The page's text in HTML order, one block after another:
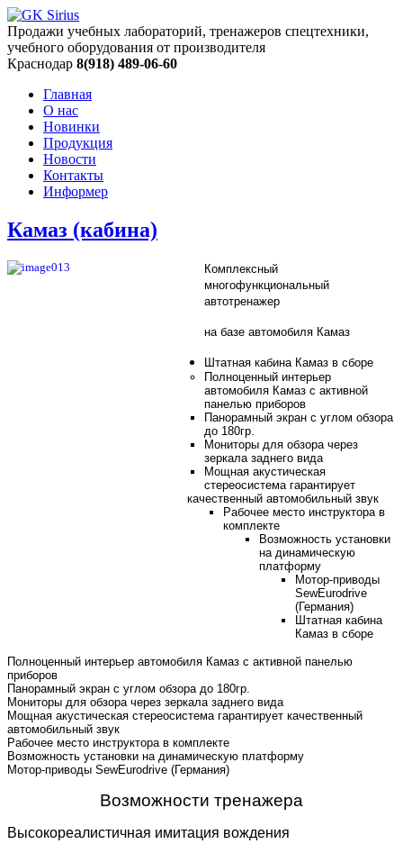
Продажи учебных лабораторий, тренажеров спецтехники,
учебного оборудования от производителя
Краснодар 8(918) 489-06-60
Главная
О нас
Новинки
Продукция
Новости
Контакты
Информер
Камаз (кабина)
Комплексный
многофункциональный
автотренажер
на базе автомобиля Камаз
Штатная кабина Камаз в сборе
Полноценный интерьер
автомобиля Камаз с активной
панелью приборов
Панорамный экран с углом обзора
до 180гр
Мониторы для обзора через
зеркала заднего вида
Мощная акустическая
стереосистема гарантирует
качественный автомобильный звук
Рабочее место инструктора в
комплекте
Возможность установки
на динамическую
платформу
Мотор-приводы
SewEurodrive
(Германия)
Штатная кабина
Камаз в сборе
Полноценный интерьер автомобиля Камаз с активной панелью
приборов
Панорамный экран с углом обзора до 180гр.
Мониторы для обзора через зеркала заднего вида
Мощная акустическая стереосистема гарантирует качественный
автомобильный звук
Рабочее место инструктора в комплекте
Возможность установки на динамическую платформу
Мотор-приводы SewEurodrive (Германия)
Возможности тренажера
Высокореалистичная имитация вождения